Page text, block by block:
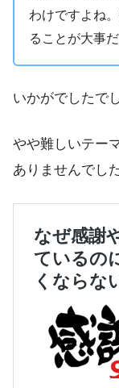
わけですよね
ることが大事
いかがでしたで
やや難しいテー
ありませんでし